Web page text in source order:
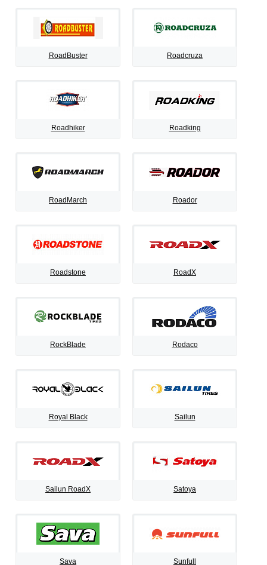
RoadBuster Roadcruza
Roadhiker Roadking
RoadMarch Roador
Roadstone RoadX
RockBlade Rodaco
Royal Black Sailun
Sailun RoadX Satoya
Sava Sunfull